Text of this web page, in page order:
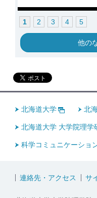
1 2 3 4 5
他の
北海道大学 北
北海道大学 大学院理学
科学コミュニケーショ
連絡先・アクセス サ